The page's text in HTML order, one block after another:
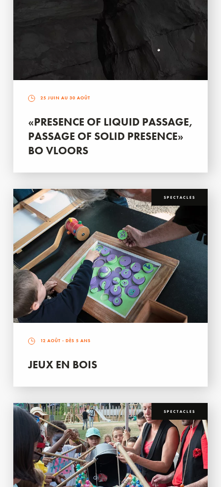
25 JUIN AU 30 AOÛT
«PRESENCE OF LIQUID PASSAGE,
PASSAGE OF SOLID PRESENCE»
BO VLOORS
SPECTACLES
12 AOÛT - DÈS 5 ANS
JEUX EN BOIS
SPECTACLES